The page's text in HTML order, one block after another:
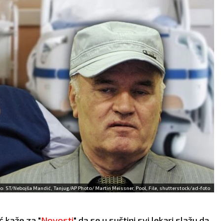
ST/Nebojša Mandić, Tanjug/AP Photo/ Martin Meissner, Pool, File, shutterstock/ad-foto
VAGA
24.9 - 23.10
Danas možete
zastoj u okviru
prometa. Pa ipak,
ćete improvizovati
i rešiti ono što ste
Vaš odnos s
obeležiće danas
scena.
je iskren
s obe strane.
Odlično.
24.10 -
POSAO:Očekuje vas
nove saradnje, ali će
pregovori biti veoma
će u igri biti mnogo više
motiva. Finansijski
situacija.
LJUBAV:Razlike u
između vas i partnera
doprineće tome da vaši
odnosi zahladne. Budite
iskreni prema sebi.
ZDRAVLJE:Čuvajte se